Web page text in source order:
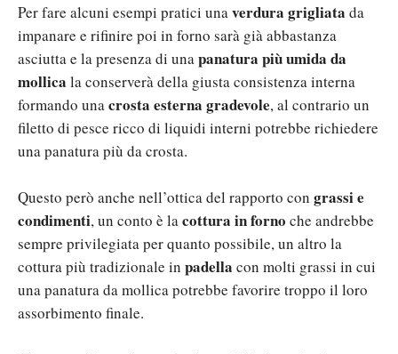
Per fare alcuni esempi pratici unaverdura grigliata da
impanare e rifinire poi in forno sarà già abbastanza
asciutta e la presenza di unapanatura più umida da
mollica la conserverà della giusta consistenza interna
formando unacrosta esterna gradevole, al contrario un
filetto di pesce ricco di liquidi interni potrebbe richiedere
una panatura più da crosta.
Questo però anche nell’ottica del rapporto con grassi e
condimenti, un conto è lacottura in forno che andrebbe
sempre privilegiata per quanto possibile, un altro la
cottura più tradizionale in padella con molti grassi in cui
una panatura da mollica potrebbe favorire troppo il loro
assorbimento finale.